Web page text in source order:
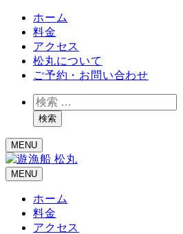
ホーム
料金
アクセス
松丸について
ご予約・お問い合わせ
検
索検索
MENU
MENU
ホーム
料金
アクセス